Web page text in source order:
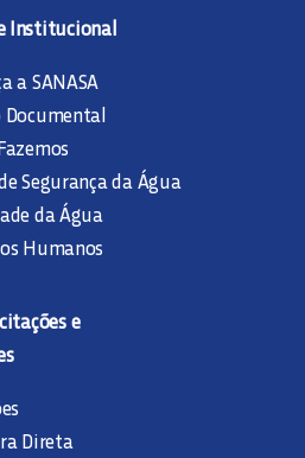
Institucional
a SANASA
Documental
Segurança da Água
da Água
Humanos
e
Direta